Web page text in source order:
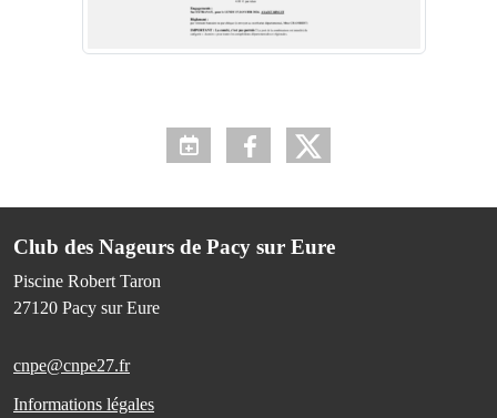
Club des Nageurs de Pacy sur Eure
Piscine Robert Taron
27120 Pacy sur Eure
cnpe@cnpe27.fr
Informations légales